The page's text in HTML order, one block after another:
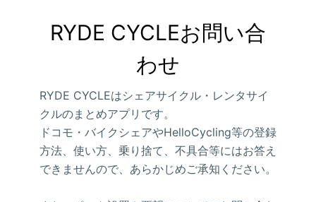
RYDE CYCLEお問い合
わせ
RYDE CYCLEはシェアサイクル・レンタサイ
クルのまとめアプリです。
ドコモ・バイクシェアやHelloCycling等の登録
方法、使い方、乗り捨て、不具合等にはお答え
できませんので、あらかじめご承知ください。